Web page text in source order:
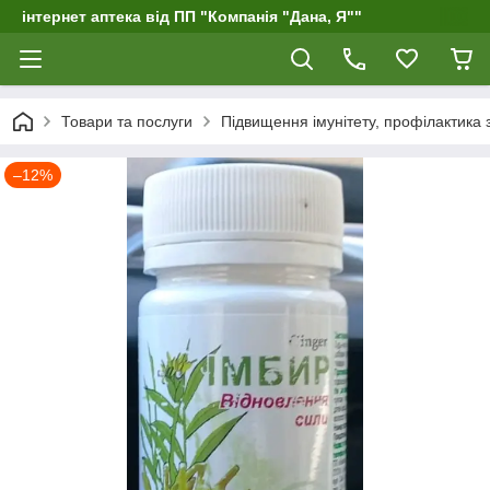
інтернет аптека від ПП "Компанія "Дана, Я""
Товари та послуги Підвищення імунітету,
–12%